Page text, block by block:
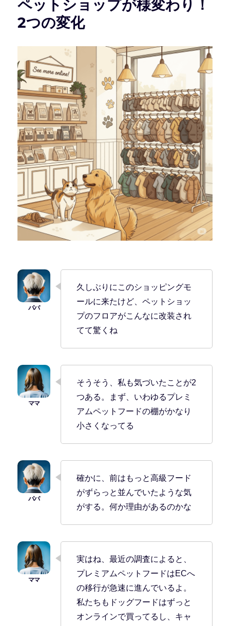
ー
ペットショップが様変わり！
2つの変化
久しぶりにこのショッピングモ
ールに来たけど、ペットショッ
プのフロアがこんなに改装され
てて驚くね
そうそう、私も気づいたことが2
つある。まず、いわゆるプレミ
アムペットフードの棚がかなり
小さくなってる
確かに、前はもっと高級フード
がずらっと並んでいたような気
がする。何か理由があるのかな
実はね、最近の調査によると、
プレミアムペットフードはECへ
の移行が急速に進んでいるよ。
私たちもドッグフードはずっと
オンラインで買ってるし、キャ